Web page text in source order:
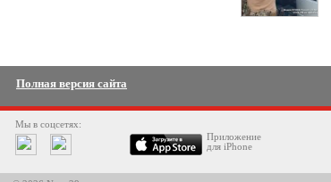
Полная версия сайта
Мы в соцсетях:
Приложение
для iPhone